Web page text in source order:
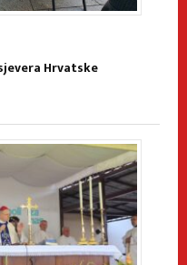
Hrvatske